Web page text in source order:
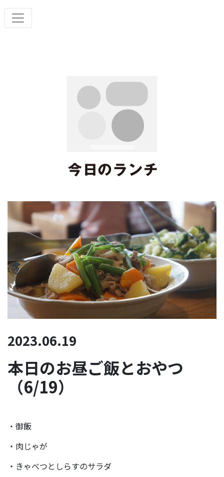
2023.06.19
本日のお昼ご飯とおやつ
（6/19）
・御飯
・肉じゃが
・きゃべつとしらすのサラダ